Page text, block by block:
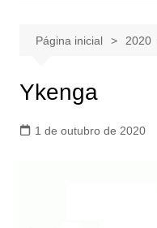
Página inicial 2020
Ykenga
1 de outubro de 2020